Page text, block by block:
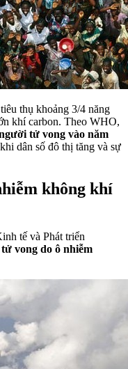
thụ khoảng 3/4 năng
khí carbon. Theo WHO,
tử vong vào năm
dân số đô thị tăng và sự
không khí
tế và Phát triển
tử vong do ô nhiễm